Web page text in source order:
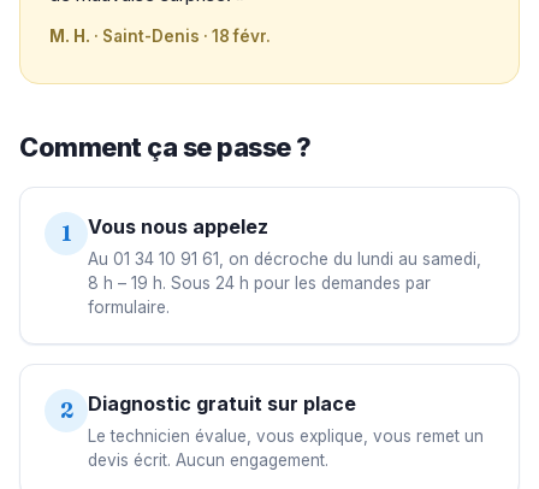
M. H. · Saint-Denis · 18 févr.
Comment ça se passe ?
1 Vous nous appelez
Au 01 34 10 91 61, on décroche du lundi au samedi,
8 h – 19 h. Sous 24 h pour les demandes par
formulaire.
2 Diagnostic gratuit sur place
Le technicien évalue, vous explique, vous remet un
devis écrit. Aucun engagement.